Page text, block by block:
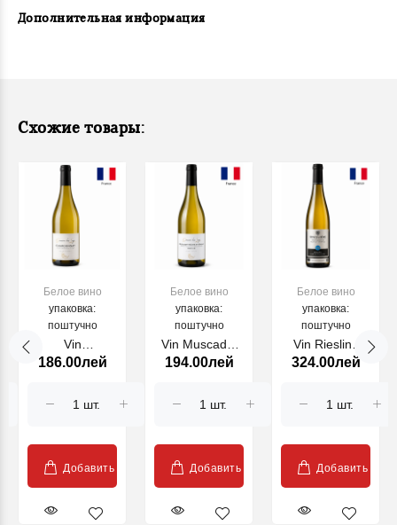
Дополнительная информация
Схожие товары:
Белое вино
упаковка:
поштучно
Vin
Chardonnay
Loges, alb sec,
186.00лей
Добавить
Белое вино
упаковка:
поштучно
Vin Muscadet
Sevre et Maine,
Loges, alb sec,
194.00лей
Добавить
Белое вино
упаковка:
поштучно
Vin Riesling
Wunsch et
750 ml, 2023
324.00лей
Добавить